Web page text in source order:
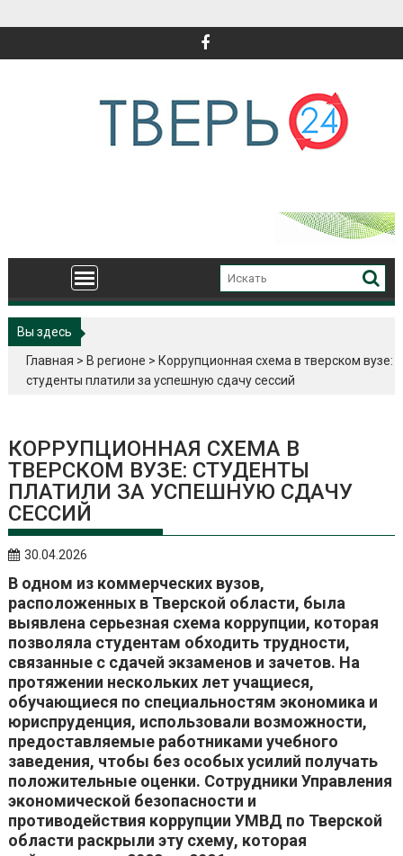
Вы здесь
Главная > В регионе > Коррупционная схема в тверском вузе:
студенты платили за успешную сдачу сессий
КОРРУПЦИОННАЯ СХЕМА В
ТВЕРСКОМ ВУЗЕ: СТУДЕНТЫ
ПЛАТИЛИ ЗА УСПЕШНУЮ СДАЧУ
СЕССИЙ
30.04.2026
В одном из коммерческих вузов,
расположенных в Тверской области, была
выявлена серьезная схема коррупции, которая
позволяла студентам обходить трудности,
связанные с сдачей экзаменов и зачетов. На
протяжении нескольких лет учащиеся,
обучающиеся по специальностям экономика и
юриспруденция, использовали возможности,
предоставляемые работниками учебного
заведения, чтобы без особых усилий получать
положительные оценки. Сотрудники Управления
экономической безопасности и
противодействия коррупции УМВД по Тверской
области раскрыли эту схему, которая